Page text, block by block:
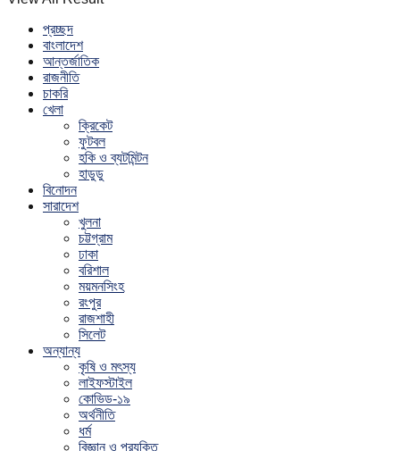
প্রচ্ছদ
বাংলাদেশ
আন্তর্জাতিক
রাজনীতি
চাকরি
খেলা
ক্রিকেট
ফুটবল
হকি ও ব্যটমিন্টন
হাডুডু
বিনোদন
সারাদেশ
খুলনা
চট্টগ্রাম
ঢাকা
বরিশাল
ময়মনসিংহ
রংপুর
রাজশাহী
সিলেট
অন্যান্য
কৃষি ও মৎস্য
লাইফস্টাইল
কোভিড-১৯
অর্থনীতি
ধর্ম
বিজ্ঞান ও প্রযুক্তি